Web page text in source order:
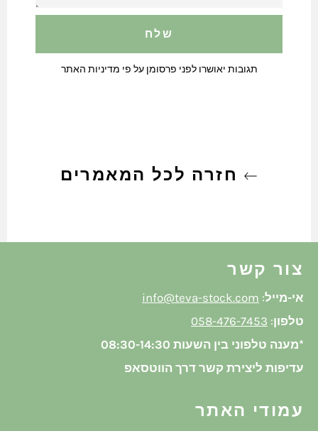
תגובות יאושרו לפני פרסומן על פי מדיניות האתר
חזרה לכל המאמרים
צור קשר
אי-מייל:
info@teva-stock.com
טלפון:
058-476-7453
*מענה טלפוני בין השעות 08:30-14:30
עדיפות ליצירת קשר דרך הווטסאפ
עמודי האתר